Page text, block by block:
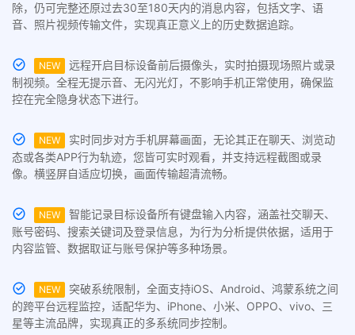
除，仍可完整还原过去30至180天内的消息内容，包括文字、语
音、照片视频传输文件，实现真正意义上的历史数据追踪。
NEW
远程开启目标设备前后摄像头，实时拍摄现场照片或录
制视频。全程无提示音、无闪光灯，不影响手机正常使用，确保监
控在完全隐身状态下进行。
NEW
实时同步对方手机屏幕画面，无论其正在聊天、浏览动
态或各类APP行为轨迹，您皆可实时观看，并支持远程截图或录
像。横竖屏自适应切换，画面传输超清流畅。
NEW
智能记录目标设备所有键盘输入内容，涵盖社交聊天、
账号密码、搜索关键词及登录信息，为行为分析提供依据，适用于
内容监管、数据取证与账号保护等多种场景。
NEW
突破系统限制，全面支持iOS、Android、鸿蒙系统之间
的跨平台远程监控，适配华为、iPhone、小米、OPPO、vivo、三
星等主流品牌，实现真正的多系统同步控制。